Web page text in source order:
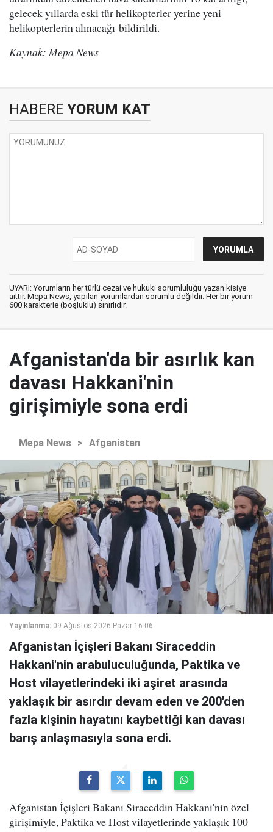
gelecek yıllarda eski tür helikopterler yerine yeni
helikopterlerin alınacağı bildirildi.
Kaynak: Mepa News
HABERE YORUM KAT
UYARI: Yorumların her türlü cezai ve hukuki sorumluluğu yazan kişiye
aittir. Mepa News, yapılan yorumlardan sorumlu değildir. Her bir yorum
600 karakterle (boşluklu) sınırlıdır.
Afganistan'da bir asırlık kan
davası Hakkani'nin
girişimiyle sona erdi
Mepa News > Afganistan
Yayınlanma: 09 Ağustos 2026 Pazar 16:06
Afganistan İçişleri Bakanı Siraceddin
Hakkani'nin arabuluculuğunda, Paktika ve
Host vilayetlerindeki iki aşiret arasında
yaklaşık bir asırdır devam eden ve 200'den
fazla kişinin hayatını kaybettiği kan davası
barış anlaşmasıyla sona erdi.
Afganistan İçişleri Bakanı Siraceddin Hakkani'nin özel
girişimiyle, Paktika ve Host vilayetlerinde yaklaşık 100